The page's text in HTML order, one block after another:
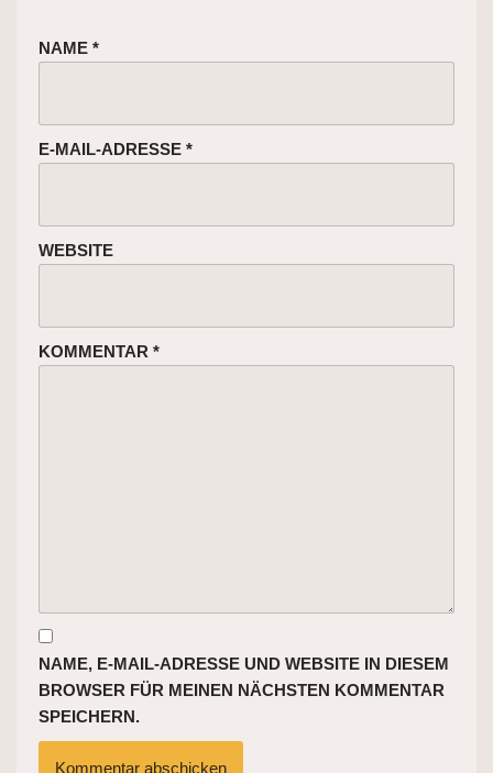
NAME *
E-MAIL-ADRESSE *
WEBSITE
KOMMENTAR *
NAME, E-MAIL-ADRESSE UND WEBSITE IN DIESEM
BROWSER FÜR MEINEN NÄCHSTEN KOMMENTAR
SPEICHERN.